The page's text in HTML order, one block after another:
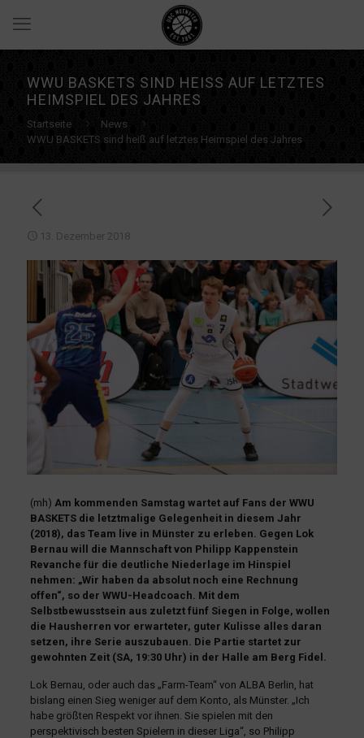
WWU BASKETS SIND HEISS AUF LETZTES H
EIMSPIEL DES JAHRES
Startseite
News
WWU BASKETS sind heiß auf letztes Heimspiel des Jahres
13. Dezember 2018
(mh) Am kommenden Samstag wartet auf Fans der WWU
BASKETS die letztmalige Gelegenheit in diesem Jahr
(2018), das Team live in Münster zu erleben. Gegen Lok
Bernau will die Mannschaft von Philipp Kappenstein
Revanche für die deutliche Niederlage im Hinspiel
nehmen: „Wir haben da absolut noch eine Rechnung
offen“, so der WWU-Headcoach. Mit dem
Selbstbewusstsein aus zuletzt fünf Siegen in Folge, wollen
die Hausherren vor erwarteter, guter Kulisse alles daran
setzen, ihre Serie auszubauen. Die Partie startet zur
gewohnten Zeit (SA, 19:30 Uhr) in der Halle am Berg Fidel.
Lok Bernau, oder auch das „Farm-Team“ von ALBA Berlin, hat
bislang einen Sieg weniger auf dem Konto, als Münster. „Ich
habe größten Respekt vor ihnen. Sie spielen mit den
perspektivisch besten Spielern in dieser Liga“, so Philipp